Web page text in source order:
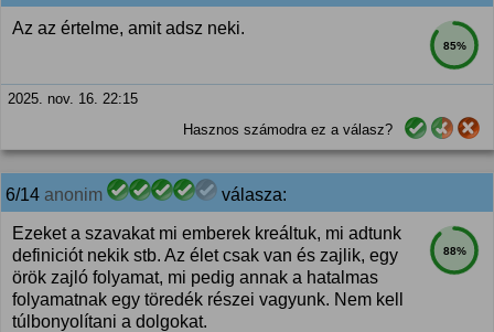
85%
Az az értelme, amit adsz neki.
2025. nov. 16. 22:15
Hasznos számodra ez a válasz?
6/14 anonim válasza:
88%
Ezeket a szavakat mi emberek kreáltuk, mi adtunk
definiciót nekik stb. Az élet csak van és zajlik, egy
örök zajló folyamat, mi pedig annak a hatalmas
folyamatnak egy töredék részei vagyunk. Nem kell
túlbonyolítani a dolgokat.